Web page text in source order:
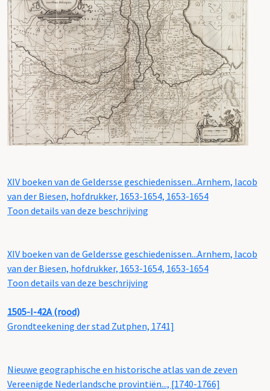
XIV boeken van de Geldersse geschiedenissen...Arnhem, Iacob
van der Biesen, hofdrukker, 1653-1654, 1653-1654
Toon details van deze beschrijving
XIV boeken van de Geldersse geschiedenissen...Arnhem, Iacob
van der Biesen, hofdrukker, 1653-1654, 1653-1654
Toon details van deze beschrijving
1505-I-42A (rood)
Grondteekening der stad Zutphen, 1741]
Nieuwe geographische en historische atlas van de zeven
Vereenigde Nederlandsche provintiën..., [1740-1766]